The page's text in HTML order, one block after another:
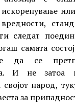
следат
самата
да се
И не
народ,
за